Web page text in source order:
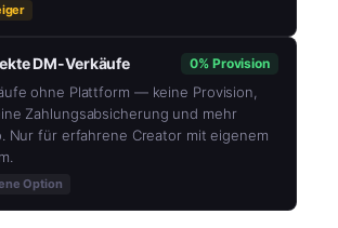
DM-Verkäufe 0% Provision
ohne Plattform — keine Provision,
Zahlungsabsicherung und mehr
Nur für erfahrene Creator mit eigenem
Option